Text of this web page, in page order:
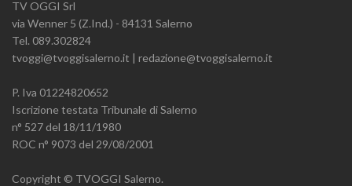
TV OGGI Srl
via Wenner 5 (Z.Ind.) - 84131 Salerno
Tel. 089.302824
tvoggi@tvoggisalerno.it | redazione@tvoggisalerno.it
P. Iva 01224820652
Iscrizione testata Tribunale di Salerno
n° 527 del 18/11/1980
ROC n° 9073 del 29/08/2001
Copyright © TVOGGI Salerno.